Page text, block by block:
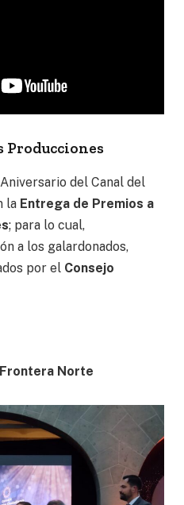
Producciones
del Canal del
la Entrega de Premios a
; para lo cual,
a los galardonados,
por el Consejo
Norte